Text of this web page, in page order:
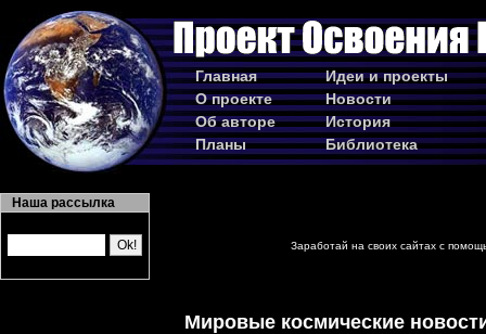
Главная
О проекте
Об авторе
Планы
Идеи и проекты
Новости
История
Библиотека
Наша рассылка
Заработай на своих сайтах с
Мировые космические